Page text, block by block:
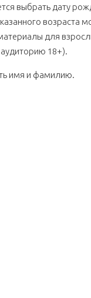
выбрать дату
возраста
для
18+).
имя и фамилию.